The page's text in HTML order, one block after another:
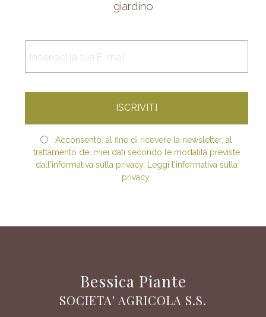
giardino
Acconsento, al fine di ricevere la newsletter, al
trattamento dei miei dati secondo le modalità previste
dall'informativa sulla privacy. Leggi l'informativa sulla
privacy.
Bessica Piante
SOCIETA' AGRICOLA S.S.